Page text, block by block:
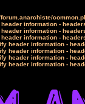
information -
information -
information -
header information -
header information -
header information -
header information -